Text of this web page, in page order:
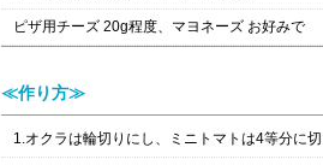
ピザ用チーズ 20g程度、マヨネーズ お好みで
≪作り方≫
1.オクラは輪切りにし、ミニトマトは4等分に